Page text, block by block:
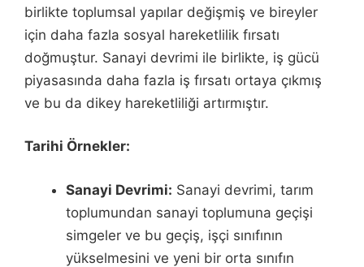
birlikte toplumsal yapılar değişmiş ve bireyler
için daha fazla sosyal hareketlilik fırsatı
doğmuştur. Sanayi devrimi ile birlikte, iş gücü
piyasasında daha fazla iş fırsatı ortaya çıkmış
ve bu da dikey hareketliliği artırmıştır.
Tarihi Örnekler:
Sanayi Devrimi: Sanayi devrimi, tarım
toplumundan sanayi toplumuna geçişi
simgeler ve bu geçiş, işçi sınıfının
yükselmesini ve yeni bir orta sınıfın